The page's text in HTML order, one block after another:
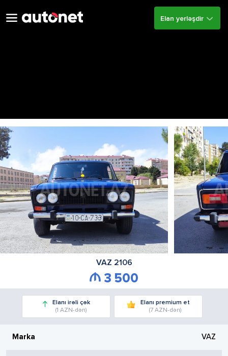
Elan yerləşdir
VAZ 2106
3 500
Elanı irəli çək
(1 AZN-dən)
Elanı premium et
(7 AZN-dən)
Marka VAZ